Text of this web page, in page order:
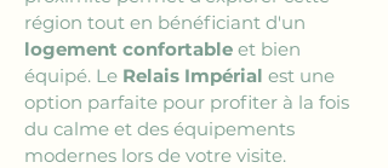
région tout en bénéficiant d'un
logement confortable et bien
équipé. Le Relais Impérial est une
option parfaite pour profiter à la fois
du calme et des équipements
modernes lors de votre visite.